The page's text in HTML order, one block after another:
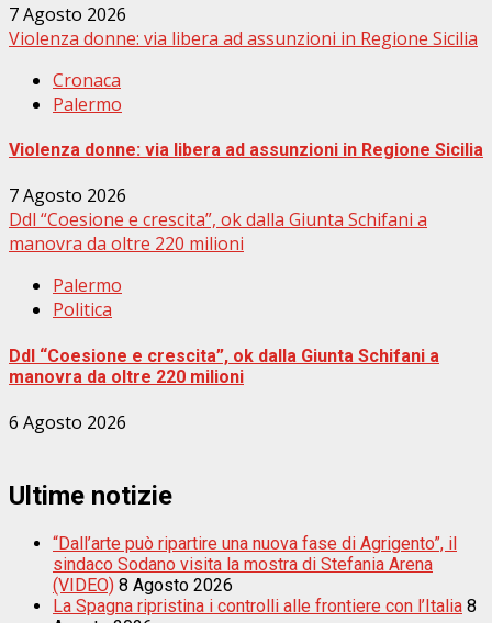
7 Agosto 2026
Violenza donne: via libera ad assunzioni in Regione Sicilia
Cronaca
Palermo
Violenza donne: via libera ad assunzioni in Regione Sicilia
7 Agosto 2026
Ddl “Coesione e crescita”, ok dalla Giunta Schifani a
manovra da oltre 220 milioni
Palermo
Politica
Ddl “Coesione e crescita”, ok dalla Giunta Schifani a
manovra da oltre 220 milioni
6 Agosto 2026
Ultime notizie
“Dall’arte può ripartire una nuova fase di Agrigento”, il
sindaco Sodano visita la mostra di Stefania Arena
(VIDEO) 8 Agosto 2026
La Spagna ripristina i controlli alle frontiere con l’Italia 8